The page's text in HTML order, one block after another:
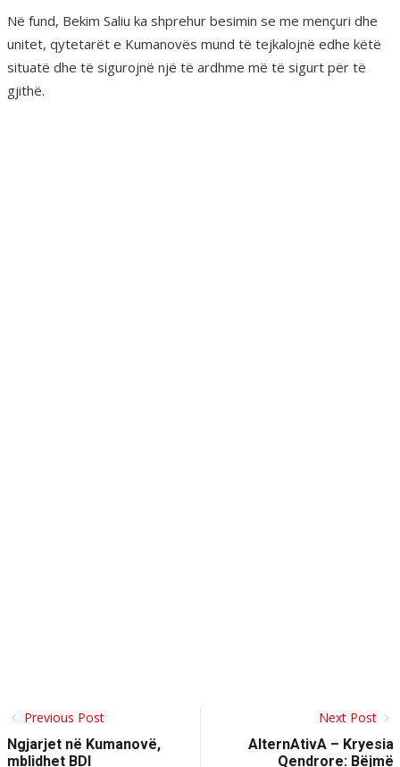
Në fund, Bekim Saliu ka shprehur besimin se me mençuri dhe
unitet, qytetarët e Kumanovës mund të tejkalojnë edhe këtë
situatë dhe të sigurojnë një të ardhme më të sigurt për të
gjithë.
Previous Post
Ngjarjet në Kumanovë,
mblidhet BDI
Next Post
AlternAtivA – Kryesia
Qendrore: Bëjmë